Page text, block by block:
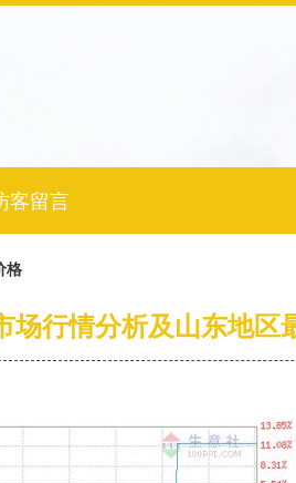
客留言
格
场行情分析及山东地区